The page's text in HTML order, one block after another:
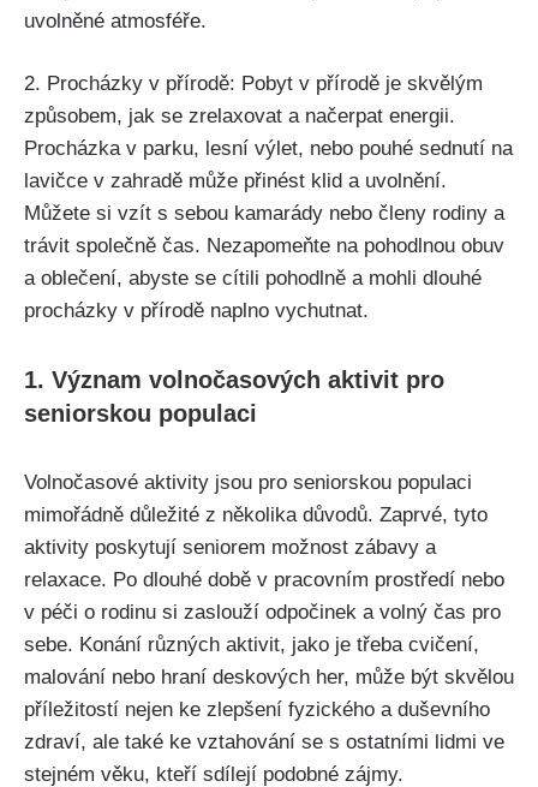
uvolněné atmosféře.
2. Procházky v přírodě: Pobyt v přírodě je skvělým
způsobem, jak se zrelaxovat a načerpat energii.
Procházka v parku, lesní výlet, nebo pouhé sednutí na
lavičce v zahradě může přinést klid a uvolnění.
Můžete si vzít s sebou kamarády nebo členy rodiny a
trávit společně čas. Nezapomeňte na pohodlnou obuv
a oblečení, abyste se cítili pohodlně a mohli dlouhé
procházky v přírodě naplno vychutnat.
1. Význam volnočasových aktivit pro
seniorskou populaci
Volnočasové aktivity jsou pro seniorskou populaci
mimořádně důležité z několika důvodů. Zaprvé, tyto
aktivity poskytují seniorem možnost zábavy a
relaxace. Po dlouhé době v pracovním prostředí nebo
v péči o rodinu si zaslouží odpočinek a volný čas pro
sebe. Konání různých aktivit, jako je třeba cvičení,
malování nebo hraní deskových her, může být skvělou
příležitostí nejen ke zlepšení fyzického a duševního
zdraví, ale také ke vztahování se s ostatními lidmi ve
stejném věku, kteří sdílejí podobné zájmy.